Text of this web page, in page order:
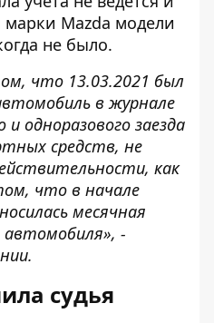
Mazda модели
не было.
что 13.03.2021 был
в журнале
одноразового заезда
средств, не
как
что в начале
месячная
автомобиля», -
судья